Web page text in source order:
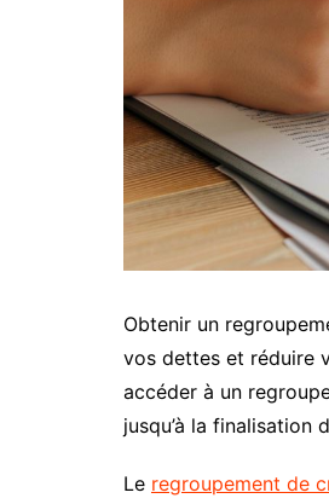
Obtenir un
vos dettes et réduire
accéder à un
jusqu’à la finalisation
Le regroupement de